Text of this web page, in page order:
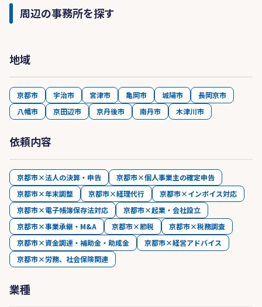
周辺の事務所を探す
地域
京都市 宇治市 宮津市 亀岡市 城陽市
長岡京市
八幡市
京田辺市 京丹後市 南丹市 木津川市
依頼内容
京都市×法人の決算・申告
京都市×個人事業主の確定申告
京都市×年末調整
京都市×経理代行
京都市×インボイス対応
京都市×電子帳簿保存法対応
京都市×起業・会社設立
京都市×事業承継・M&A
京都市×節税
京都市×税務調査
京都市×資金調達・補助金・助成金
京都市×経営アドバイス
京都市×労務、社会保険関連
業種